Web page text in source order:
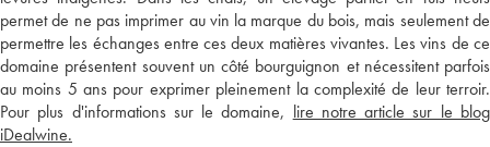
permet de ne pas imprimer au vin la marque du bois, mais seulement de
permettre les échanges entre ces deux matières vivantes. Les vins de ce
domaine présentent souvent un côté bourguignon et nécessitent parfois
au moins 5 ans pour exprimer pleinement la complexité de leur terroir.
Pour plus d'informations sur le domaine, lire notre article sur le blog
iDealwine.